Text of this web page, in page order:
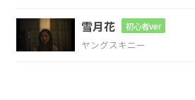
Bm Em
雪月花 初心者ver
ヤングスキニー